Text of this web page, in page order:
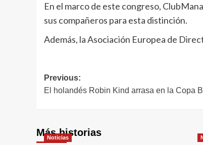
En el marco de este congreso,
sus compañeros para esta distinción.
Además, la Asociación Europea de
Navegación
de
Previous:
El holandés Robin Kind arrasa en la Copa
Más historias
Noticias